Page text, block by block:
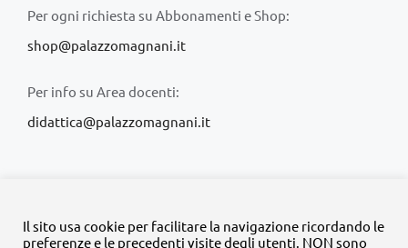
Per ogni richiesta su Abbonamenti e Shop:
shop@palazzomagnani.it
Per info su Area docenti:
didattica@palazzomagnani.it
Il sito usa cookie per facilitare la navigazione ricordando le
preferenze e le precedenti visite degli utenti. NON sono